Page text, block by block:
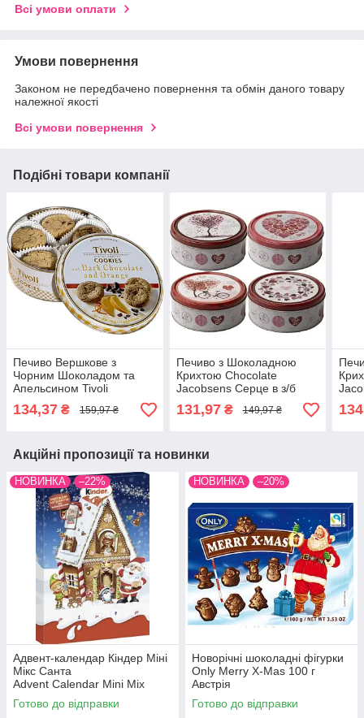
Всі умови оплати
Умови повернення
Законом не передбачено повернення та обмін даного товару
належної якості
Всі умови повернення
Подібні товари компанії
Печиво Вершкове з
Чорним Шоколадом та
Апельсином Tivoli
Jacobsens Dark Chocolate
& Orange в з/б 150 г Данія
134,37 ₴ 159,97 ₴
Печиво з Шоколадною
Крихтою Chocolate
Jacobsens Серце в з/б
150 г Данія
131,97₴ 149,97 ₴
150
Акційні пропозиції та новинки
НОВИНКА –22%
Адвент-календар Кіндер Miні
Miкс Санта
Advent Calendar Mini Mix
Santa Kinder 150 г Італія (3
шт/1 уп)
Готово до відправки
НОВИНКА –20%
Новорічні шоколадні фігурки
Only Merry X-Mas 100 г
Австрія
Готово до відправки